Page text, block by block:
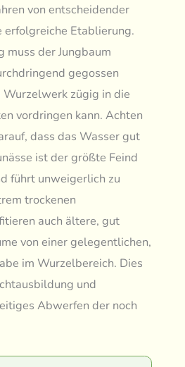
von entscheidender
erfolgreiche Etablierung.
muss der Jungbaum
gegossen
zügig in die
vordringen kann. Achten
dass das Wasser gut
ist der größte Feind
führt unweigerlich zu
trockenen
auch ältere, gut
von einer gelegentlichen,
im Wurzelbereich. Dies
und
Abwerfen der noch